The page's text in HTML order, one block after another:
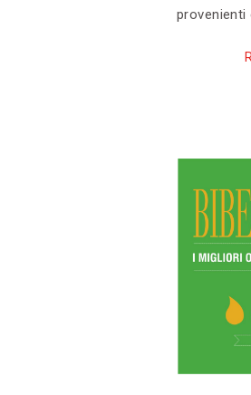
provenienti